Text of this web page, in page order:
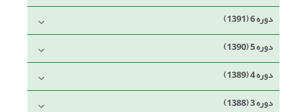
دوره 6 (1391)
دوره 5 (1390)
دوره 4 (1389)
دوره 3 (1388)